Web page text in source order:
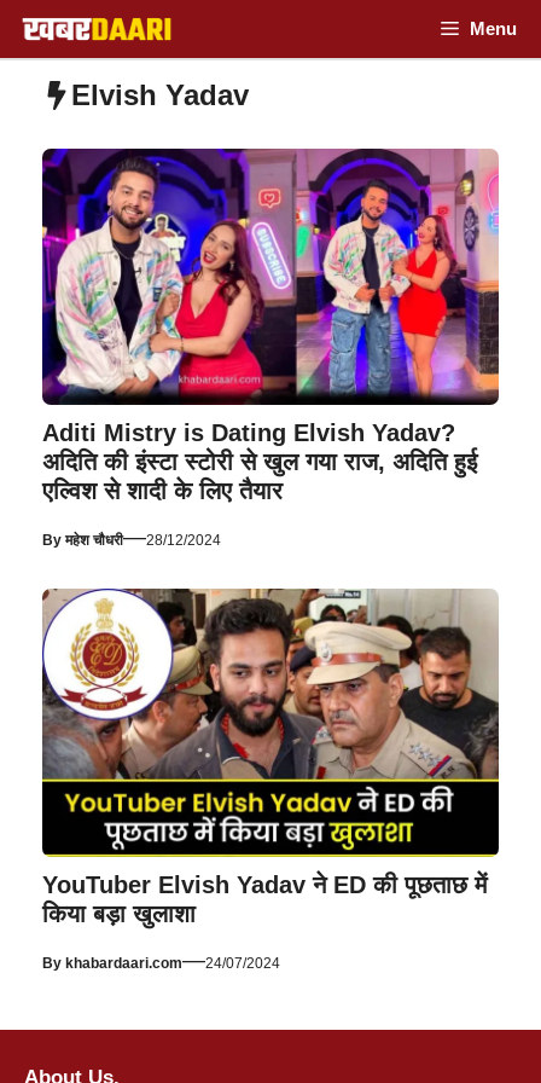
Skip
to
content
Menu
Elvish Yadav
Aditi Mistry is Dating Elvish Yadav?
अदिति की इंस्टा स्टोरी से खुल गया राज, अदिति हुई
एल्विश से शादी के लिए तैयार
Byमहेश चौधरी—28/12/2024
YouTuber Elvish Yadav ने ED की पूछताछ में
किया बड़ा खुलाशा
By khabardaari.com—24/07/2024
About Us.